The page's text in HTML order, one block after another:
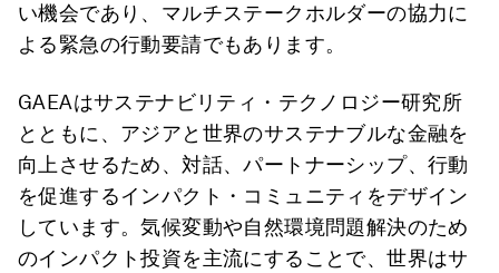
い機会であり、マルチステークホルダーの協力に
よる緊急の行動要請でもあります。
GAEAはサステナビリティ・テクノロジー研究所
とともに、アジアと世界のサステナブルな金融を
向上させるため、対話、パートナーシップ、行動
を促進するインパクト・コミュニティをデザイン
しています。気候変動や自然環境問題解決のため
のインパクト投資を主流にすることで、世界はサ